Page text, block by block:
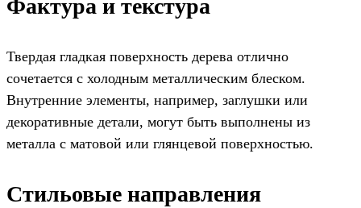
Фактура и текстура
Твердая гладкая поверхность дерева отлично
сочетается с холодным металлическим блеском.
Внутренние элементы, например, заглушки или
декоративные детали, могут быть выполнены из
металла с матовой или глянцевой поверхностью.
Стильовые направления